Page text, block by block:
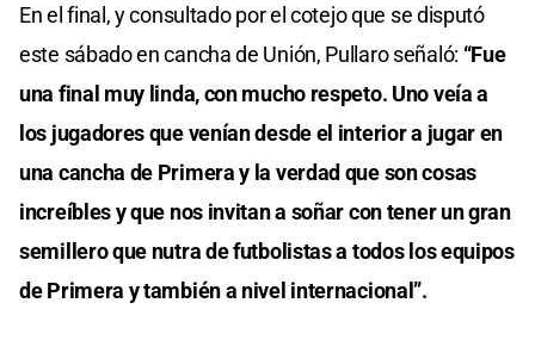
En el final, y consultado por el cotejo que se disputó
este sábado en cancha de Unión, Pullaro señaló: “Fue
una final muy linda, con mucho respeto. Uno veía a
los jugadores que venían desde el interior a jugar en
una cancha de Primera y la verdad que son cosas
increíbles y que nos invitan a soñar con tener un gran
semillero que nutra de futbolistas a todos los equipos
de Primera y también a nivel internacional”.